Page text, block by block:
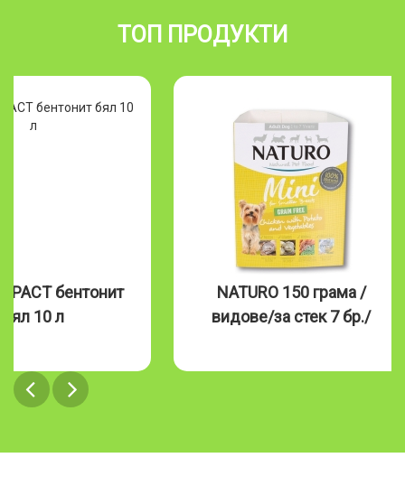
ТОП ПРОДУКТИ
бентонит
бял 10 л
NATURO 150 грама /
видове/за стек 7 бр./